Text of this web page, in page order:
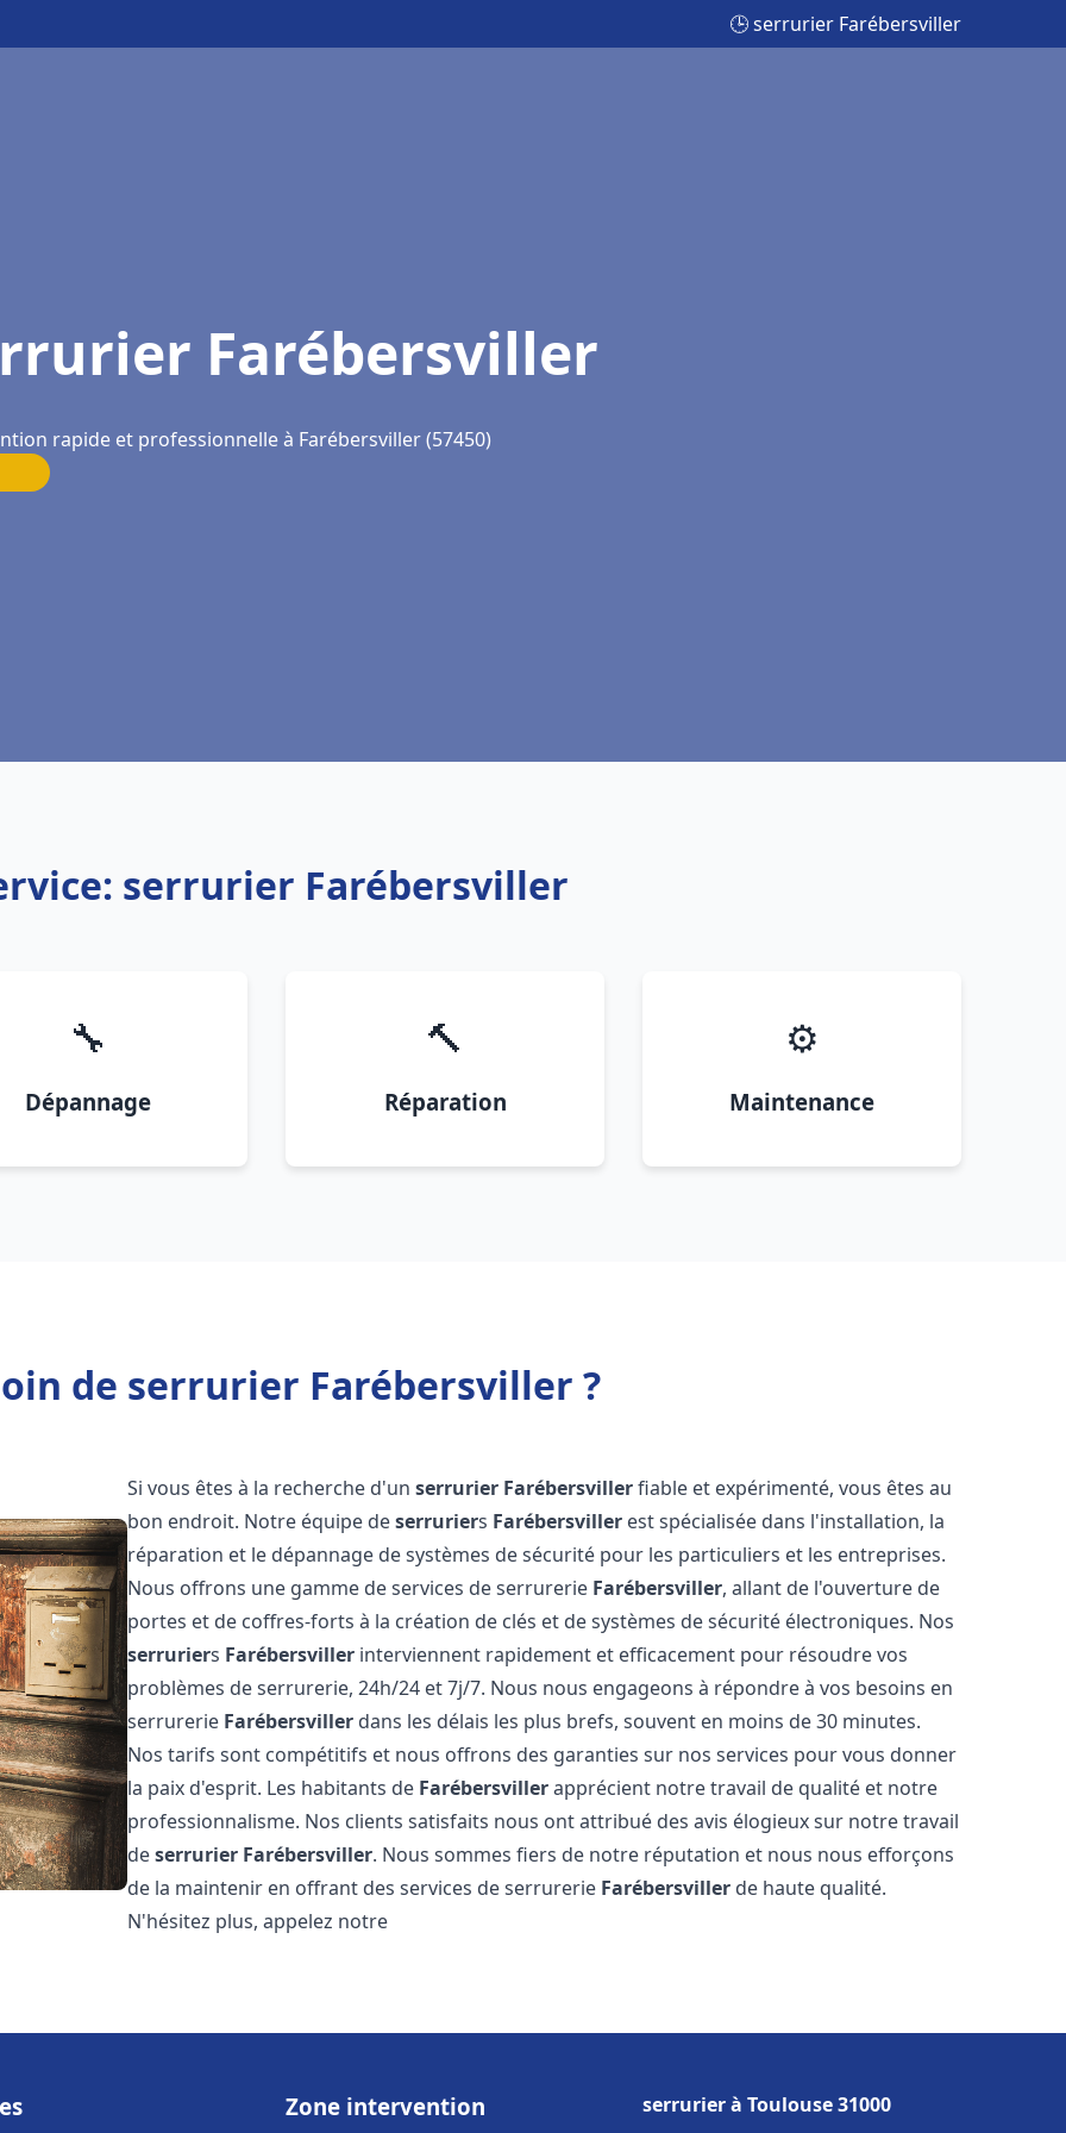
🕒 serrurier Farébersviller
Farébersviller
rapide et professionnelle à Farébersviller (57450)
serrurier Farébersviller
🔧
Dépannage
🔨
Réparation
⚙️
Maintenance
de serrurier Farébersviller ?
Si vous êtes à la recherche d'unserrurier Farébersvillerfiable et expérimenté, vous êtes au
bon endroit. Notre équipe deserruriers Farébersviller est spécialisée dans l'installation, la
réparation et le dépannage de systèmes de sécurité pour les particuliers et les entreprises.
Nous offrons une gamme de services de serrurerie Farébersviller, allant de l'ouverture de
portes et de coffres-forts à la création de clés et de systèmes de sécurité électroniques. Nos
serruriers Farébersviller interviennent rapidement et efficacement pour résoudre vos
problèmes de serrurerie, 24h/24 et 7j/7. Nous nous engageons à répondre à vos besoins en
serrurerie Farébersviller dans les délais les plus brefs, souvent en moins de 30 minutes.
Nos tarifs sont compétitifs et nous offrons des garanties sur nos services pour vous donner
la paix d'esprit. Les habitants de Farébersvillerapprécient notre travail de qualité et notre
professionnalisme. Nos clients satisfaits nous ont attribué des avis élogieux sur notre travail
deserrurier Farébersviller. Nous sommes fiers de notre réputation et nous nous efforçons
de la maintenir en offrant des services de serrurerie Farébersviller de haute qualité.
N'hésitez plus, appelez notre
Zone intervention serrurier à Toulouse 31000